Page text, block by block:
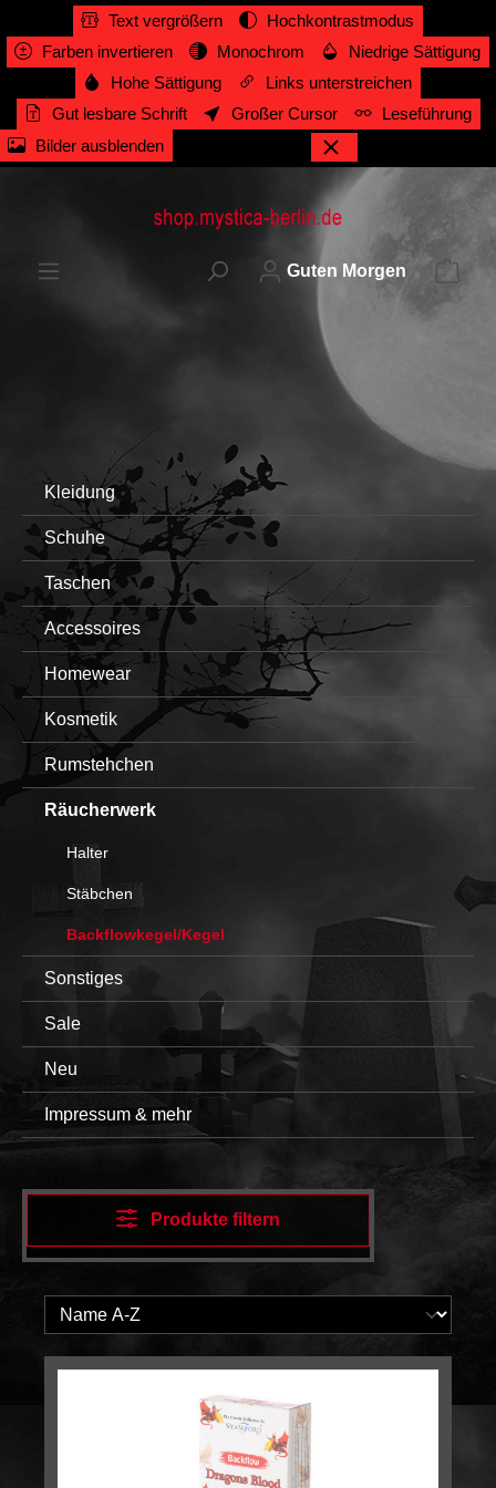
springen Text vergrößern
Hochkontrastmodus
Farben invertieren
Monochrom
Niedrige Sättigung
Hohe Sättigung
Links unterstreichen
Gut lesbare Schrift
Großer Cursor
Leseführung
Bilder ausblenden
Guten Morgen
Kleidung
Schuhe
Taschen
Accessoires
Homewear
Kosmetik
Rumstehchen
Räucherwerk
Halter
Stäbchen
Backflowkegel/Kegel
Sonstiges
Sale
Neu
Impressum & mehr
Produkte filtern